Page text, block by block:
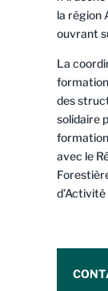
la région
ouvrant
La
des
solidaire
avec le
d’Activité